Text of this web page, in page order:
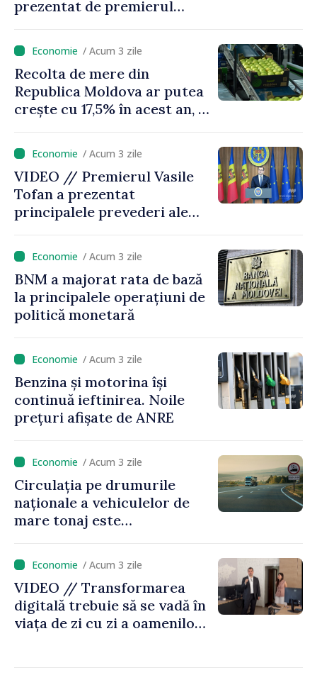
prezentat de premierul
puțin munca, stimulăm
investițiile, taxăm viciile și
echilibrăm taxarea
consumului”
/ Acum 3 zile
Recolta de mere din
Republica Moldova ar putea
crește cu 17,5% în acest an, în
este estimată în scădere
/ Acum 3 zile
VIDEO // Premierul Vasile
Tofan a prezentat
principalele prevederi ale
2027
/ Acum 3 zile
BNM a majorat rata de bază
la principalele operațiuni de
politică monetară
/ Acum 3 zile
Benzina și motorina își
continuă ieftinirea. Noile
prețuri afișate de ANRE
/ Acum 3 zile
Circulația pe drumurile
naționale a vehiculelor de
mare tonaj este
caniculă
/ Acum 3 zile
VIDEO // Transformarea
digitală trebuie să se vadă în
viața de zi cu zi a oamenilor